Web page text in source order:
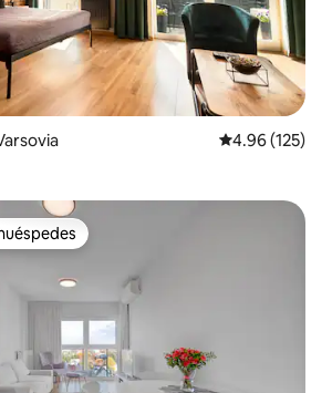
Calificación
4.96 (125)
preferido